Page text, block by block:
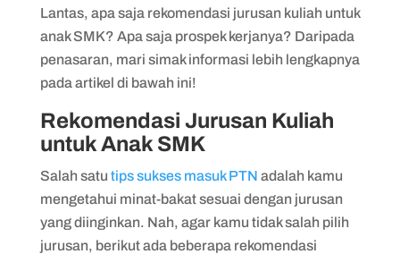
Lantas, apa saja rekomendasi jurusan kuliah untuk
anak SMK? Apa saja prospek kerjanya? Daripada
penasaran, mari simak informasi lebih lengkapnya
pada artikel di bawah ini!
Rekomendasi Jurusan Kuliah
untuk Anak SMK
Salah satu tips sukses masuk PTN adalah kamu
mengetahui minat-bakat sesuai dengan jurusan
yang diinginkan. Nah, agar kamu tidak salah pilih
jurusan, berikut ada beberapa rekomendasi